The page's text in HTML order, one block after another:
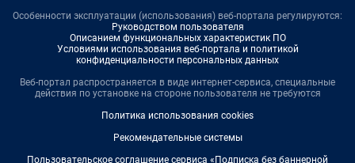
Особенности эксплуатации (использования) веб-портала регулируются:
Руководством пользователя
Описанием функциональных характеристик ПО
Условиями использования веб-портала и политикой
конфиденциальности персональных данных
Веб-портал распространяется в виде интернет-сервиса, специальные
действия по установке на стороне пользователя не требуются
Политика использования cookies
Рекомендательные системы
Пользовательское соглашение сервиса «Подписка без баннерной